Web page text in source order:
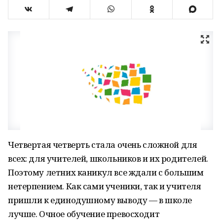
Четвертая четверть стала очень сложной для
всех: для учителей, школьников и их родителей.
Поэтому летних каникул все ждали с большим
нетерпением. Как сами ученики, так и учителя
пришли к единодушному выводу — в школе
лучше. Очное обучение превосходит